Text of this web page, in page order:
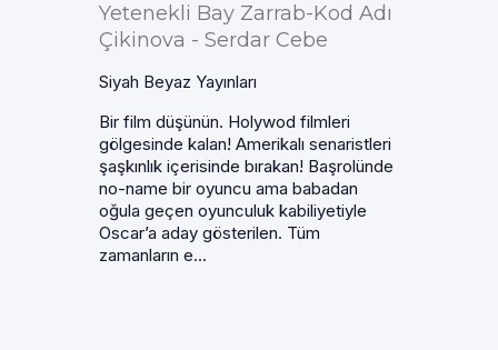
Yetenekli Bay Zarrab-Kod Adı
Çikinova - Serdar Cebe
Siyah Beyaz Yayınları
Bir film düşünün. Holywod filmleri
gölgesinde kalan! Amerikalı senaristleri
şaşkınlık içerisinde bırakan! Başrolünde
no-name bir oyuncu ama babadan
oğula geçen oyunculuk kabiliyetiyle
Oscar’a aday gösterilen. Tüm
zamanların e...